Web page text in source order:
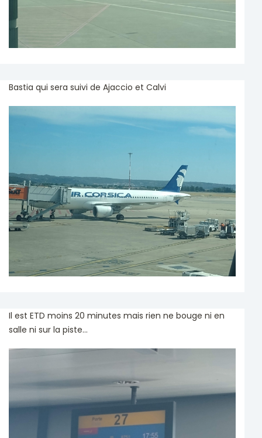
Bastia qui sera suivi de Ajaccio et Calvi
Il est ETD moins 20 minutes mais rien ne bouge ni en
salle ni sur la piste...